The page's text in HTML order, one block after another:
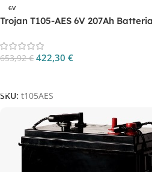
6V
Trojan T105-AES 6V 207Ah
653,92€ 422,30 €
SKU: t105AES